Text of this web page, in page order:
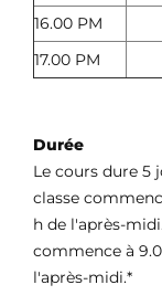
16.00 PM
17.00 PM
Durée
Le cours dure 5
classe
h de l'après-
commence à
l'après-midi.*